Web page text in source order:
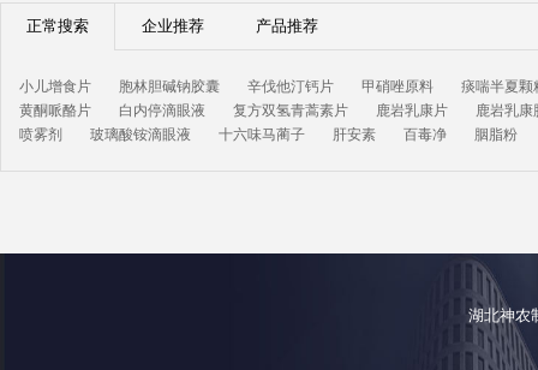
正常搜索 企业推荐 产品推荐
小儿增食片 胞林胆碱钠胶囊 辛伐他汀钙片 甲硝唑原料
痰喘半夏颗
黄酮哌酪片
白内停滴眼液 复方双氢青蒿素片 鹿岩乳康片
鹿岩乳康
喷雾剂
玻璃酸铵滴眼液 十六味马蔺子 肝安素 百毒净 胭脂粉
湖北神农